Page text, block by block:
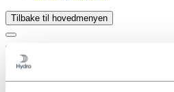
Tilbake til hovedmenyen
Lukk